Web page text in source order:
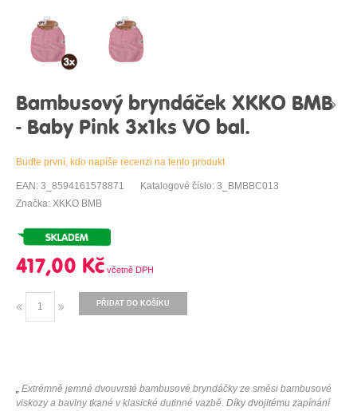
Bambusový bryndáček XKKO BMB
- Baby Pink 3x1ks VO bal.
Buďte první, kdo napíše recenzi na tento produkt
EAN: 3_8594161578871
Katalogové číslo: 3_BMBBC013
Značka: XKKO BMB
417,00 Kč
PŘIDAT DO KOŠÍKU
„ Extrémně jemné dvouvrsté bambusové bryndáčky ze směsi bambusové
viskozy a bavlny tkané v klasické dutinné vazbě. Díky dvojitému zapínání